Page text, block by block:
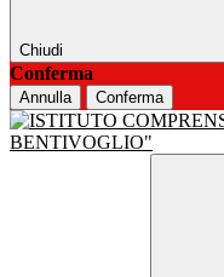
Chiudi
Conferma
Annulla Conferma